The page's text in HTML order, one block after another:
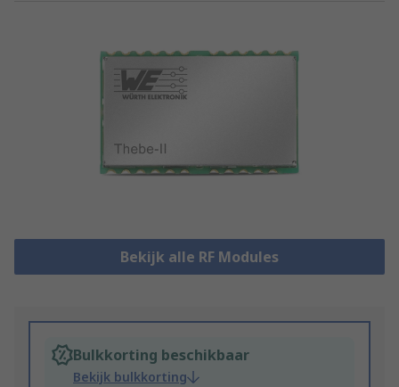
Bekijk alle RF Modules
Bulkkorting beschikbaar
Bekijk bulkkorting